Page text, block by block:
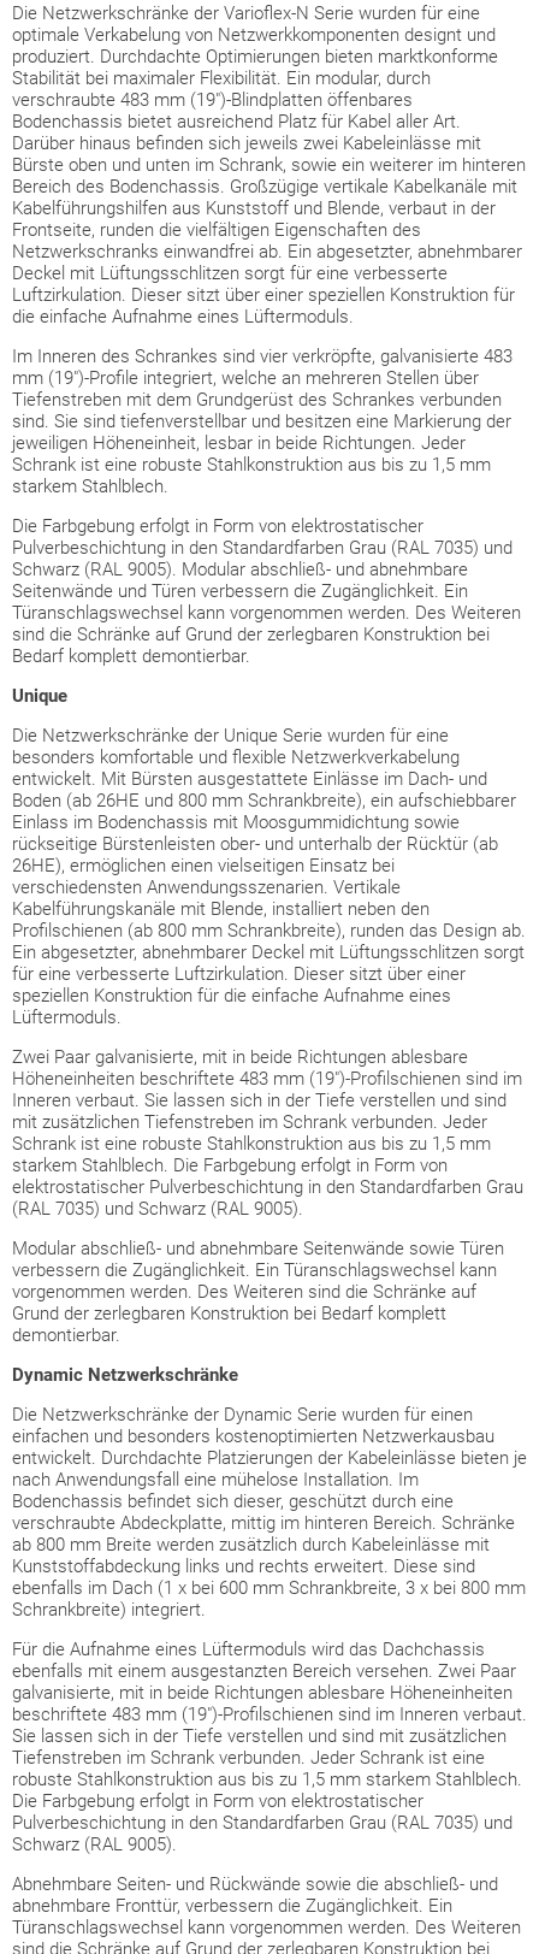
Die Netzwerkschränke der Varioflex-N Serie wurden für eine
optimale Verkabelung von Netzwerkkomponenten designt und
produziert. Durchdachte Optimierungen bieten marktkonforme
Stabilität bei maximaler Flexibilität. Ein modular, durch
verschraubte 483 mm (19")-Blindplatten öffenbares
Bodenchassis bietet ausreichend Platz für Kabel aller Art.
Darüber hinaus befinden sich jeweils zwei Kabeleinlässe mit
Bürste oben und unten im Schrank, sowie ein weiterer im hinteren
Bereich des Bodenchassis. Großzügige vertikale Kabelkanäle mit
Kabelführungshilfen aus Kunststoff und Blende, verbaut in der
Frontseite, runden die vielfältigen Eigenschaften des
Netzwerkschranks einwandfrei ab. Ein abgesetzter, abnehmbarer
Deckel mit Lüftungsschlitzen sorgt für eine verbesserte
Luftzirkulation. Dieser sitzt über einer speziellen Konstruktion für
die einfache Aufnahme eines Lüftermoduls.
Im Inneren des Schrankes sind vier verkröpfte, galvanisierte 483
mm (19")-Profile integriert, welche an mehreren Stellen über
Tiefenstreben mit dem Grundgerüst des Schrankes verbunden
sind. Sie sind tiefenverstellbar und besitzen eine Markierung der
jeweiligen Höheneinheit, lesbar in beide Richtungen. Jeder
Schrank ist eine robuste Stahlkonstruktion aus bis zu 1,5 mm
starkem Stahlblech.
Die Farbgebung erfolgt in Form von elektrostatischer
Pulverbeschichtung in den Standardfarben Grau (RAL 7035) und
Schwarz (RAL 9005). Modular abschließ- und abnehmbare
Seitenwände und Türen verbessern die Zugänglichkeit. Ein
Türanschlagswechsel kann vorgenommen werden. Des Weiteren
sind die Schränke auf Grund der zerlegbaren Konstruktion bei
Bedarf komplett demontierbar.
Unique
Die Netzwerkschränke der Unique Serie wurden für eine
besonders komfortable und flexible Netzwerkverkabelung
entwickelt. Mit Bürsten ausgestattete Einlässe im Dach- und
Boden (ab 26HE und 800 mm Schrankbreite), ein aufschiebbarer
Einlass im Bodenchassis mit Moosgummidichtung sowie
rückseitige Bürstenleisten ober- und unterhalb der Rücktür (ab
26HE), ermöglichen einen vielseitigen Einsatz bei
verschiedensten Anwendungsszenarien. Vertikale
Kabelführungskanäle mit Blende, installiert neben den
Profilschienen (ab 800 mm Schrankbreite), runden das Design ab.
Ein abgesetzter, abnehmbarer Deckel mit Lüftungsschlitzen sorgt
für eine verbesserte Luftzirkulation. Dieser sitzt über einer
speziellen Konstruktion für die einfache Aufnahme eines
Lüftermoduls.
Zwei Paar galvanisierte, mit in beide Richtungen ablesbare
Höheneinheiten beschriftete 483 mm (19")-Profilschienen sind im
Inneren verbaut. Sie lassen sich in der Tiefe verstellen und sind
mit zusätzlichen Tiefenstreben im Schrank verbunden. Jeder
Schrank ist eine robuste Stahlkonstruktion aus bis zu 1,5 mm
starkem Stahlblech. Die Farbgebung erfolgt in Form von
elektrostatischer Pulverbeschichtung in den Standardfarben Grau
(RAL 7035) und Schwarz (RAL 9005).
Modular abschließ- und abnehmbare Seitenwände sowie Türen
verbessern die Zugänglichkeit. Ein Türanschlagswechsel kann
vorgenommen werden. Des Weiteren sind die Schränke auf
Grund der zerlegbaren Konstruktion bei Bedarf komplett
demontierbar.
Dynamic Netzwerkschränke
Die Netzwerkschränke der Dynamic Serie wurden für einen
einfachen und besonders kostenoptimierten Netzwerkausbau
entwickelt. Durchdachte Platzierungen der Kabeleinlässe bieten je
nach Anwendungsfall eine mühelose Installation. Im
Bodenchassis befindet sich dieser, geschützt durch eine
verschraubte Abdeckplatte, mittig im hinteren Bereich. Schränke
ab 800 mm Breite werden zusätzlich durch Kabeleinlässe mit
Kunststoffabdeckung links und rechts erweitert. Diese sind
ebenfalls im Dach (1 x bei 600 mm Schrankbreite, 3 x bei 800 mm
Schrankbreite) integriert.
Für die Aufnahme eines Lüftermoduls wird das Dachchassis
ebenfalls mit einem ausgestanzten Bereich versehen. Zwei Paar
galvanisierte, mit in beide Richtungen ablesbare Höheneinheiten
beschriftete 483 mm (19")-Profilschienen sind im Inneren verbaut.
Sie lassen sich in der Tiefe verstellen und sind mit zusätzlichen
Tiefenstreben im Schrank verbunden. Jeder Schrank ist eine
robuste Stahlkonstruktion aus bis zu 1,5 mm starkem Stahlblech.
Die Farbgebung erfolgt in Form von elektrostatischer
Pulverbeschichtung in den Standardfarben Grau (RAL 7035) und
Schwarz (RAL 9005).
Abnehmbare Seiten- und Rückwände sowie die abschließ- und
abnehmbare Fronttür, verbessern die Zugänglichkeit. Ein
Türanschlagswechsel kann vorgenommen werden. Des Weiteren
sind die Schränke auf Grund der zerlegbaren Konstruktion bei